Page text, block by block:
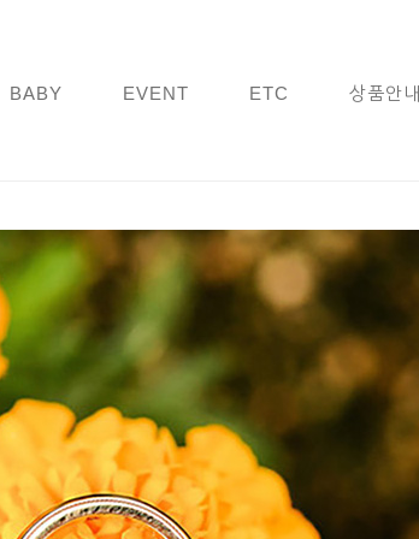
BABY EVENT ETC 상품안내